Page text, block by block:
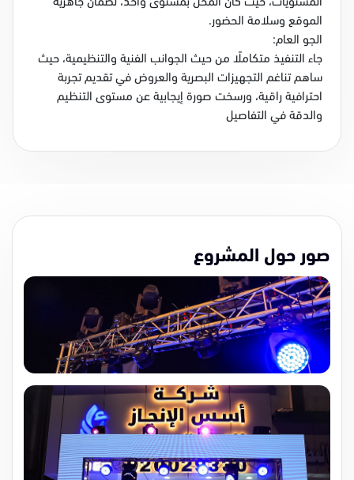
الموقع وسلامة الحضور.
الجو العام:
جاء التنفيذ متكاملًا من حيث الجوانب الفنية والتنظيمية، حيث
ساهم تناغم التجهيزات البصرية والعروض في تقديم تجربة
احترافية راقية، ورسخت صورة إيجابية عن مستوى التنظيم
والدقة في التفاصيل
صور حول المشروع